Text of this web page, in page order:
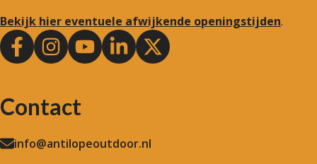
Bekijk hier eventuele afwijkende openingstijden.
Contact
info@antilopeoutdoor.nl